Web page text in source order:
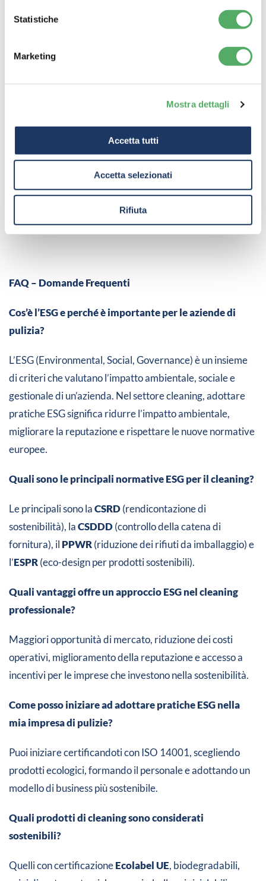
Statistiche
Marketing
Mostra dettagli
Accetta tutti
Accetta selezionati
Rifiuta
reputazione aziendale e aumentare la competitività.
Inizia oggi stesso a implementare strategie ESG e scopri i
vantaggi di un business più green.
Evento consigliato:Il 18 febbraio 2025, AFIDAMP
organizza un webinar con Nicola Fabbri sulla sostenibilità
nel cleaning professionale. Non perderlo.
FAQ – Domande Frequenti
Cos’è l’ESG e perché è importante per le aziende di
pulizia?
L’ESG (Environmental, Social, Governance) è un insieme
di criteri che valutano l’impatto ambientale, sociale e
gestionale di un’azienda. Nel settore cleaning, adottare
pratiche ESG significa ridurre l’impatto ambientale,
migliorare la reputazione e rispettare le nuove normative
europee.
Quali sono le principali normative ESG per il cleaning?
Le principali sono laCSRD(rendicontazione di
sostenibilità), laCSDDD(controllo della catena di
fornitura), il PPWR(riduzione dei rifiuti da imballaggio) e
l’ESPR(eco-design per prodotti sostenibili).
Quali vantaggi offre un approccio ESG nel cleaning
professionale?
Maggiori opportunità di mercato, riduzione dei costi
operativi, miglioramento della reputazione e accesso a
incentivi per le imprese che investono nella sostenibilità.
Come posso iniziare ad adottare pratiche ESG nella
mia impresa di pulizie?
Puoi iniziare certificandoti con ISO 14001, scegliendo
prodotti ecologici, formando il personale e adottando un
modello di business più sostenibile.
Quali prodotti di cleaning sono considerati
sostenibili?
Quelli con certificazioneEcolabel UE, biodegradabili,